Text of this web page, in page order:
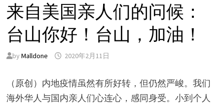
来自美国亲人们的问候：
台山你好！台山，加油！
by Malldone 2020年2月11日
（原创）内地疫情虽然有所好转，但仍然严峻。我们
海外华人与国内亲人们心连心，感同身受。小到个人